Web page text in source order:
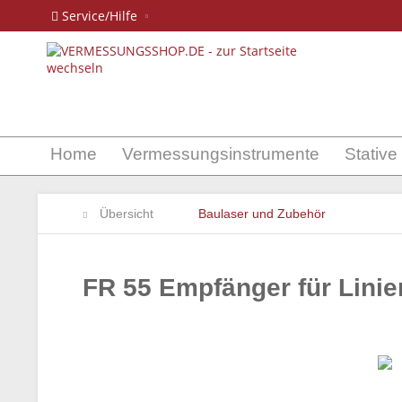
Service/Hilfe
Home Vermessungsinstrumente Stative
Übersicht Baulaser und Zubehör
FR 55 Empfänger für